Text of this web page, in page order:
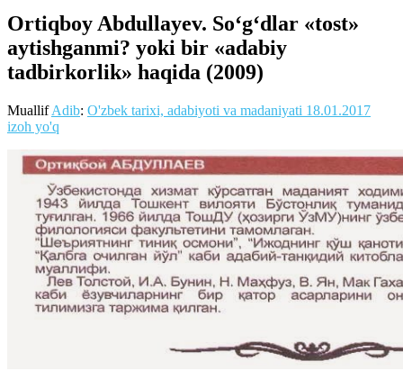
Ortiqboy Abdullayev. So‘g‘dlar «tost»
aytishganmi? yoki bir «adabiy
tadbirkorlik» haqida (2009)
MuallifAdib: O'zbek tarixi, adabiyoti va madaniyati 18.01.2017
izoh yo'q